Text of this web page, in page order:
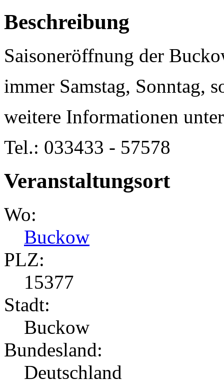
Beschreibung
Saisoneröffnung der
immer Samstag, Sonntag,
weitere Informationen
Tel.: 033433 - 57578
Veranstaltungsort
Wo:
Buckow
PLZ:
15377
Stadt:
Buckow
Bundesland:
Deutschland